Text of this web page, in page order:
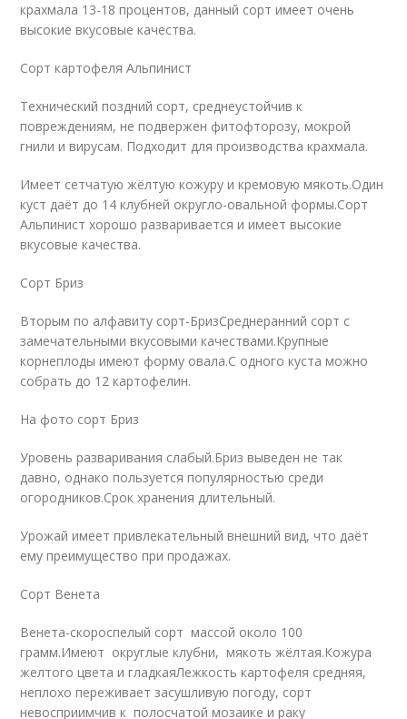
крахмала 13-18 процентов, данный сорт имеет очень
высокие вкусовые качества.
Сорт картофеля Альпинист
Технический поздний сорт, среднеустойчив к
повреждениям, не подвержен фитофторозу, мокрой
гнили и вирусам. Подходит для производства крахмала.
Имеет сетчатую жёлтую кожуру и кремовую мякоть.Один
куст даёт до 14 клубней округло-овальной формы.Сорт
Альпинист хорошо разваривается и имеет высокие
вкусовые качества.
Сорт Бриз
Вторым по алфавиту сорт-БризСреднеранний сорт с
замечательными вкусовыми качествами.Крупные
корнеплоды имеют форму овала.С одного куста можно
собрать до 12 картофелин.
На фото сорт Бриз
Уровень разваривания слабый.Бриз выведен не так
давно, однако пользуется популярностью среди
огородников.Срок хранения длительный.
Урожай имеет привлекательный внешний вид, что даёт
ему преимущество при продажах.
Сорт Венета
Венета-скороспелый сорт массой около 100
грамм.Имеют округлые клубни, мякоть жёлтая.Кожура
желтого цвета и гладкаяЛежкость картофеля средняя,
неплохо переживает засушливую погоду, сорт
невосприимчив к полосчатой мозаике и раку